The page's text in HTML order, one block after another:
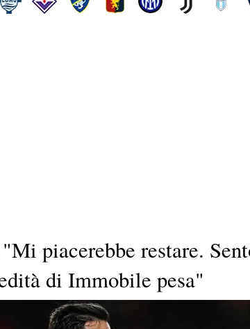
piacerebbe restare.
di Immobile pesa"